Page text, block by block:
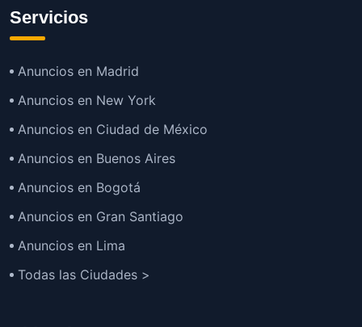
Servicios
Anuncios en Madrid
Anuncios en New York
Anuncios en Ciudad de México
Anuncios en Buenos Aires
Anuncios en Bogotá
Anuncios en Gran Santiago
Anuncios en Lima
Todas las Ciudades >